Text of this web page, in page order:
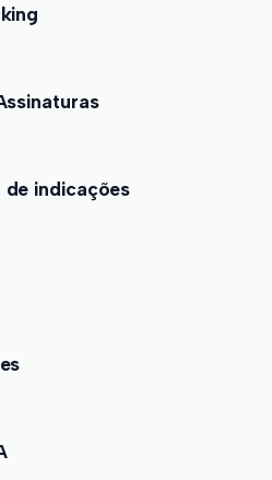
de indicações